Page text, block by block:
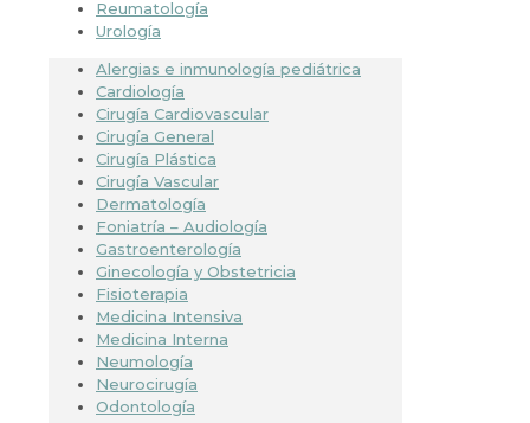
Reumatología
Urología
Alergias e inmunología pediátrica
Cardiología
Cirugía Cardiovascular
Cirugía General
Cirugía Plástica
Cirugía Vascular
Dermatología
Foniatría – Audiología
Gastroenterología
Ginecología y Obstetricia
Fisioterapia
Medicina Intensiva
Medicina Interna
Neumología
Neurocirugía
Odontología